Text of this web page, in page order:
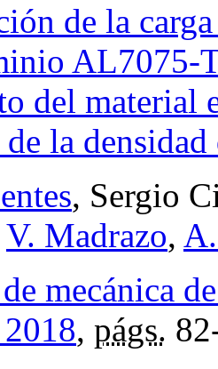
de la
AL7075-
del material
la
, Sergio
V. Madrazo,
mecánica
, págs.